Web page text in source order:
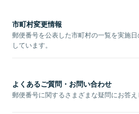
市町村変更情報
郵便番号を公表した市町村の一覧を実施
しています。
よくあるご質問・お問い合わせ
郵便番号に関するさまざまな疑問にお答え